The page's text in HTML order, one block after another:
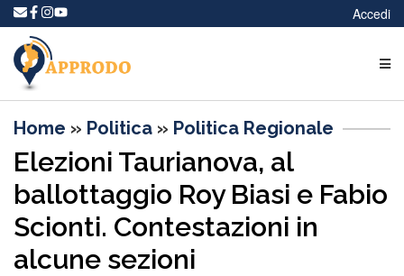
Accedi
Home » Politica » Politica Regionale
Elezioni Taurianova, al
ballottaggio Roy Biasi e Fabio
Scionti. Contestazioni in
alcune sezioni